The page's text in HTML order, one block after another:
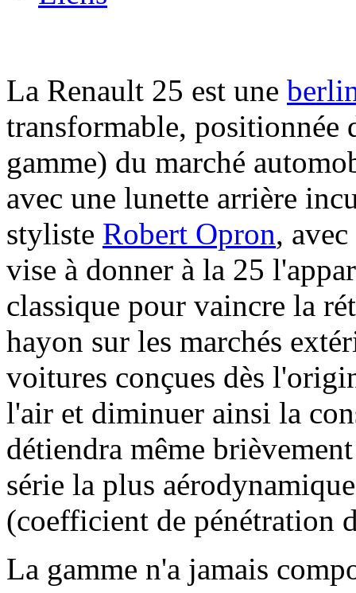
La Renault 25 est une
transformable, positionnée
gamme) du marché
avec une lunette arrière
styliste Robert Opron,
vise à donner à la 25
classique pour vaincre la
hayon sur les marchés
voitures conçues dès
l'air et diminuer ainsi la
détiendra même
série la plus
(coefficient de pénétration
La gamme n'a jamais